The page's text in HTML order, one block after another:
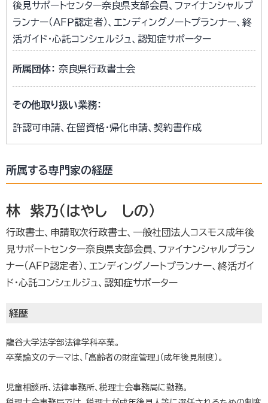
後見サポートセンター奈良県支部会員、ファイナンシャルプ
ランナー（ＡＦＰ認定者）、エンディングノートプランナー、終
活ガイド・心託コンシェルジュ、認知症サポーター
所属団体： 奈良県行政書士会
その他取り扱い業務：
許認可申請、在留資格・帰化申請、契約書作成
所属する専門家の経歴
林 紫乃（はやし しの）
行政書士、申請取次行政書士、一般社団法人コスモス成年後
見サポートセンター奈良県支部会員、ファイナンシャルプラン
ナー（ＡＦＰ認定者）、エンディングノートプランナー、終活ガイ
ド・心託コンシェルジュ、認知症サポーター
経歴
龍谷大学法学部法律学科卒業。
卒業論文のテーマは、「高齢者の財産管理」（成年後見制度）。
児童相談所、法律事務所、税理士会事務局に勤務。